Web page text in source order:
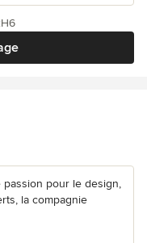
passion pour le design,
la compagnie